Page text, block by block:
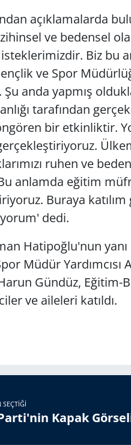
açıklamalarda
ve bedensel
Biz bu
ve Spor
anda yapmış
tarafından
bir etkinliktir.
ruhen ve
anlamda eğitim
Buraya katılım
dedi.
Hatipoğlu'nun
Müdür
Gündüz, Eğitim-
ve aileleri katıldı.
SEÇTIĞI
Kapak